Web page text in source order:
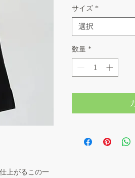
上がるこの一
サイズ *
選択
数量 *